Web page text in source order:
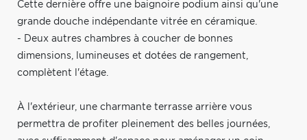
Cette dernière offre une baignoire podium ainsi qu'une
grande douche indépendante vitrée en céramique.
- Deux autres chambres à coucher de bonnes
dimensions, lumineuses et dotées de rangement,
complètent l'étage.
À l'extérieur, une charmante terrasse arrière vous
permettra de profiter pleinement des belles journées,